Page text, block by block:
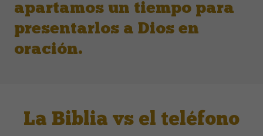
apartamos un tiempo para
presentarlos a Dios en
oración.
La Biblia vs el teléfono